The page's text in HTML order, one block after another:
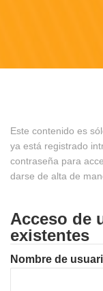
Este contenido es
ya está registrado
contraseña para
darse de alta de
Acceso de
existentes
Nombre de